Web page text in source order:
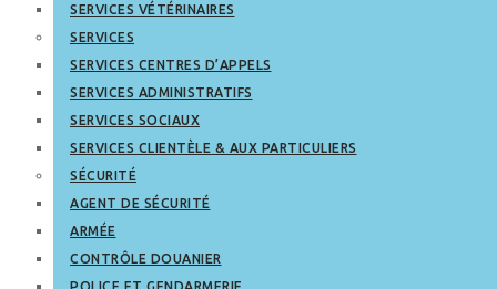
SERVICES VÉTÉRINAIRES
SERVICES
SERVICES CENTRES D’APPELS
SERVICES ADMINISTRATIFS
SERVICES SOCIAUX
SERVICES CLIENTÈLE & AUX PARTICULIERS
SÉCURITÉ
AGENT DE SÉCURITÉ
ARMÉE
CONTRÔLE DOUANIER